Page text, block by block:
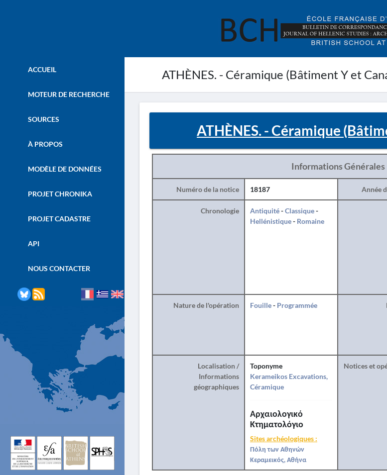
ATHÈNES. - Céramique (Bâtiment Y et
ACCUEIL
MOTEUR DE RECHERCHE
SOURCES
À PROPOS
MODÈLE DE DONNÉES
PROJET CHRONIKA
PROJET CADASTRE
API
NOUS CONTACTER
ATHÈNES. - Céramique
Informations Générales
Numéro de la notice 18187 Année
Chronologie Antiquité-Classique-
Hellénistique- Romaine
Nature de l'opération Fouille- Programmée
Localisation /
Informations
géographiques
Toponyme
Kerameikos Excavations,
Céramique
Αρχαιολογικό
Κτηματολόγιο
Sites archéologiques :
Πόλη των Αθηνών
Κεραμεικός, Αθήνα
Notices et